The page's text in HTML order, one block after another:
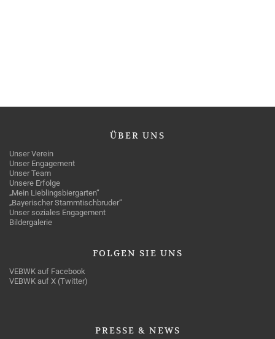
ÜBER UNS
Unser Verein
Unser Engagement
Unser Team
Unsere Erfolge
„Mein Lieblingsbiergarten“
„Bayerischer Stammtischbruder“
Unser soziales Engagement
Bildergalerie
FOLGEN SIE UNS
VEBWK auf Facebook
VEBWK auf X (Twitter)
PRESSE & NEWS